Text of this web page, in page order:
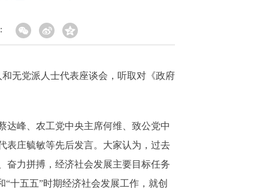
无党派人士代表座谈会，听取对《政府
达峰、农工党中央主席何维、致公党中
表庄毓敏等先后发言。大家认为，过去
奋力拼搏，经济社会发展主要目标任务
十五五”时期经济社会发展工作，就创